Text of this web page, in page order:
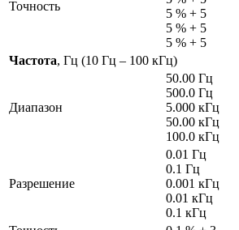
Точность
5 % + 5
5 % + 5
5 % + 5
Частота, Гц (10 Гц – 100 кГц)
Диапазон
50.00 Гц
500.0 Гц
5.000 кГц
50.00 кГц
100.0 кГц
Разрешение
0.01 Гц
0.1 Гц
0.001 кГц
0.01 кГц
0.1 кГц